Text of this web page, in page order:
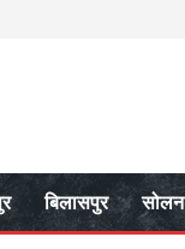
बिलासपुर सोलन